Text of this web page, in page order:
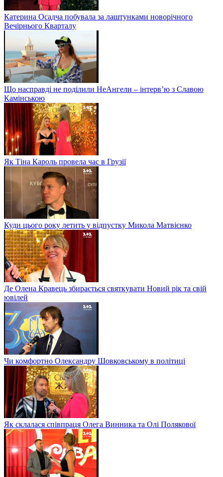
Катерина Осадча побувала за лаштунками новорічного
Вечірнього Кварталу
Що насправді не поділили НеАнгели – інтерв’ю з Славою
Камінською
Як Тіна Кароль провела час в Грузії
Куди цього року летить у відпустку Микола Матвієнко
Де Олена Кравець збирається святкувати Новий рік та свій
ювілей
Чи комфортно Олександру Шовковському в політиці
Як склалася співпраця Олега Винника та Олі Полякової